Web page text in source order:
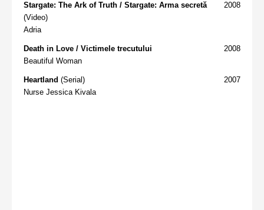
2008
Stargate: The Ark of Truth / Stargate: Arma secretă
(Video)
Adria
2008
Death in Love / Victimele trecutului
Beautiful Woman
2007
Heartland (Serial)
Nurse Jessica Kivala